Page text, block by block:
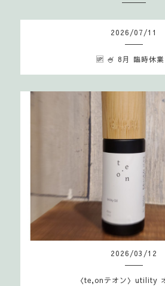
2026/07/11
🆙 🍧 8月 臨時休業
2026/03 /12
〈te,onテオン〉utility